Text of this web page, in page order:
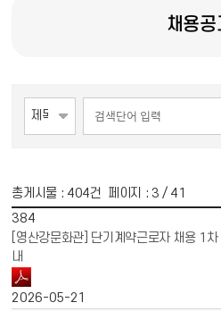
채용공
총게시물 : 404건 페이지 : 3 / 41
384
[영산강문화관] 단기계약근로자 채용 1
내
2026-05-21